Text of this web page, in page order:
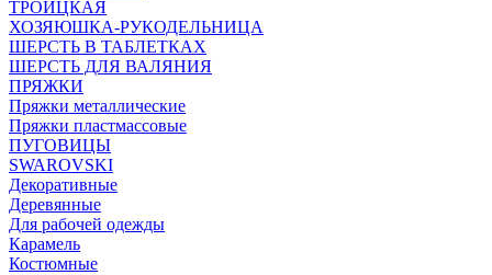
ТРОИЦКАЯ
ХОЗЯЮШКА-РУКОДЕЛЬНИЦА
ШЕРСТЬ В ТАБЛЕТКАХ
ШЕРСТЬ ДЛЯ ВАЛЯНИЯ
ПРЯЖКИ
Пряжки металлические
Пряжки пластмассовые
ПУГОВИЦЫ
SWAROVSKI
Декоративные
Деревянные
Для рабочей одежды
Карамель
Костюмные